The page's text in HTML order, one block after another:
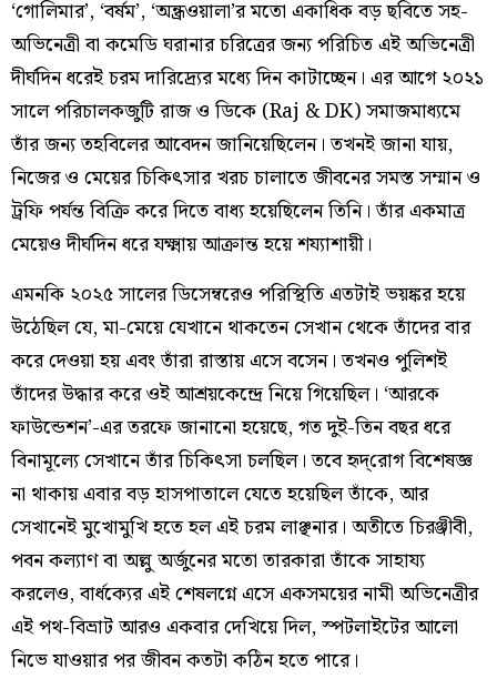
‘গোলিমার’, ‘বর্ষম’, ‘অন্ধ্রওয়ালা’র মতো একাধিক বড় ছবিতে সহ-
অভিনেত্রী বা কমেডি ঘরানার চরিত্রের জন্য পরিচিত এই অভিনেত্রী
দীর্ঘদিন ধরেই চরম দারিদ্র্যের মধ্যে দিন কাটাচ্ছেন। এর আগে ২০২১
সালে পরিচালকজুটি রাজ ও ডিকে (Raj & DK) সমাজমাধ্যমে
তাঁর জন্য তহবিলের আবেদন জানিয়েছিলেন। তখনই জানা যায়,
নিজের ও মেয়ের চিকিৎসার খরচ চালাতে জীবনের সমস্ত সম্মান ও
ট্রফি পর্যন্ত বিক্রি করে দিতে বাধ্য হয়েছিলেন তিনি। তাঁর একমাত্র
মেয়েও দীর্ঘদিন ধরে যক্ষ্মায় আক্রান্ত হয়ে শয্যাশায়ী।
এমনকি ২০২৫ সালের ডিসেম্বরেও পরিস্থিতি এতটাই ভয়ঙ্কর হয়ে
উঠেছিল যে, মা-মেয়ে যেখানে থাকতেন সেখান থেকে তাঁদের বার
করে দেওয়া হয় এবং তাঁরা রাস্তায় এসে বসেন। তখনও পুলিশই
তাঁদের উদ্ধার করে ওই আশ্রয়কেন্দ্রে নিয়ে গিয়েছিল। ‘আরকে
ফাউন্ডেশন’-এর তরফে জানানো হয়েছে, গত দুই-তিন বছর ধরে
বিনামূল্যে সেখানে তাঁর চিকিৎসা চলছিল। তবে হৃদ্‌রোগ বিশেষজ্ঞ
না থাকায় এবার বড় হাসপাতালে যেতে হয়েছিল তাঁকে, আর
সেখানেই মুখোমুখি হতে হল এই চরম লাঞ্ছনার। অতীতে চিরঞ্জীবী,
পবন কল্যাণ বা অল্লু অর্জুনের মতো তারকারা তাঁকে সাহায্য
করলেও, বার্ধক্যের এই শেষলগ্নে এসে একসময়ের নামী অভিনেত্রীর
এই পথ-বিভ্রাট আরও একবার দেখিয়ে দিল, স্পটলাইটের আলো
নিভে যাওয়ার পর জীবন কতটা কঠিন হতে পারে।